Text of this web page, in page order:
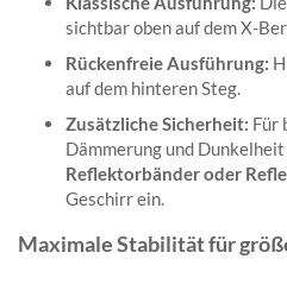
sichtbar oben auf dem X-
Rückenfreie Ausführung:
auf dem hinteren Steg.
Zusätzliche Sicherheit: Für
Dämmerung und
Reflektorbänder oder
Geschirr ein.
Maximale Stabilität für